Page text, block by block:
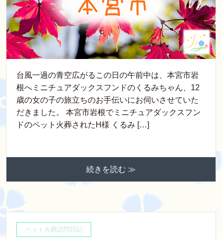
台風一過の青空広がるこの日の午前中は、本宮市岩
根へミニチュアダックスフンドのくるみちゃん、12
歳の女の子の旅立ちのお手伝いにお伺いさせていた
だきました。 本宮市岩根でミニチュアダックスフン
ドのペット火葬されたH様 くるみ […]
続きを読む ≫
ペット火葬訪問日記